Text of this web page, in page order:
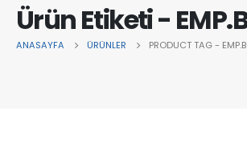
Ürün Etiketi -
ANASAYFA ÜRÜNLER PRODUCT TAG -